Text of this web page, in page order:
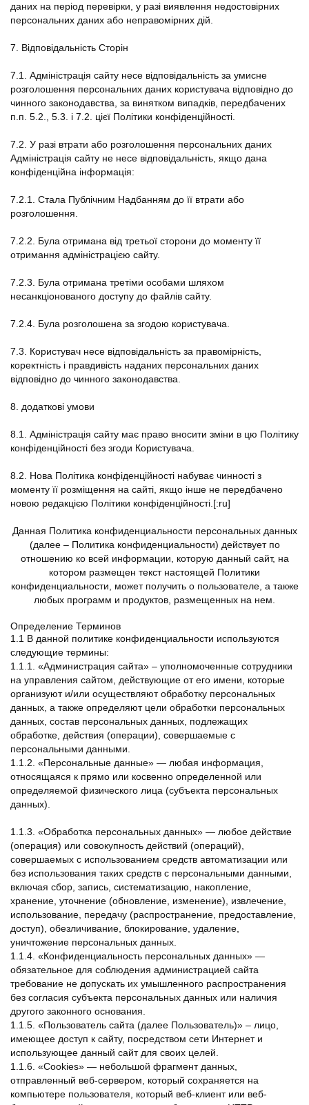
даних на період перевірки, у разі виявлення недостовірних
персональних даних або неправомірних дій.
7. Відповідальність Сторін
7.1. Адміністрація сайту несе відповідальність за умисне
розголошення персональних даних користувача відповідно до
чинного законодавства, за винятком випадків, передбачених
п.п. 5.2., 5.3. і 7.2. цієї Політики конфіденційності.
7.2. У разі втрати або розголошення персональних даних
Адміністрація сайту не несе відповідальність, якщо дана
конфіденційна інформація:
7.2.1. Стала Публічним Надбанням до її втрати або
розголошення.
7.2.2. Була отримана від третьої сторони до моменту її
отримання адміністрацією сайту.
7.2.3. Була отримана третіми особами шляхом
несанкціонованого доступу до файлів сайту.
7.2.4. Була розголошена за згодою користувача.
7.3. Користувач несе відповідальність за правомірність,
коректність і правдивість наданих персональних даних
відповідно до чинного законодавства.
8. додаткові умови
8.1. Адміністрація сайту має право вносити зміни в цю Політику
конфіденційності без згоди Користувача.
8.2. Нова Політика конфіденційності набуває чинності з
моменту її розміщення на сайті, якщо інше не передбачено
новою редакцією Політики конфіденційності.[:ru]
Данная Политика конфиденциальности персональных данных
(далее – Политика конфиденциальности) действует по
отношению ко всей информации, которую данный сайт, на
котором размещен текст настоящей Политики
конфиденциальности, может получить о пользователе, а также
любых программ и продуктов, размещенных на нем.
Определение Терминов
1.1 В данной политике конфиденциальности используются
следующие термины:
1.1.1. «Администрация сайта» – уполномоченные сотрудники
на управления сайтом, действующие от его имени, которые
организуют и/или осуществляют обработку персональных
данных, а также определяют цели обработки персональных
данных, состав персональных данных, подлежащих
обработке, действия (операции), совершаемые с
персональными данными.
1.1.2. «Персональные данные» — любая информация,
относящаяся к прямо или косвенно определенной или
определяемой физического лица (субъекта персональных
данных).
1.1.3. «Обработка персональных данных» — любое действие
(операция) или совокупность действий (операций),
совершаемых с использованием средств автоматизации или
без использования таких средств с персональными данными,
включая сбор, запись, систематизацию, накопление,
хранение, уточнение (обновление, изменение), извлечение,
использование, передачу (распространение, предоставление,
доступ), обезличивание, блокирование, удаление,
уничтожение персональных данных.
1.1.4. «Конфиденциальность персональных данных» —
обязательное для соблюдения администрацией сайта
требование не допускать их умышленного распространения
без согласия субъекта персональных данных или наличия
другого законного основания.
1.1.5. «Пользователь сайта (далее Пользователь)» – лицо,
имеющее доступ к сайту, посредством сети Интернет и
использующее данный сайт для своих целей.
1.1.6. «Cookies» — небольшой фрагмент данных,
отправленный веб-сервером, который сохраняется на
компьютере пользователя, который веб-клиент или веб-